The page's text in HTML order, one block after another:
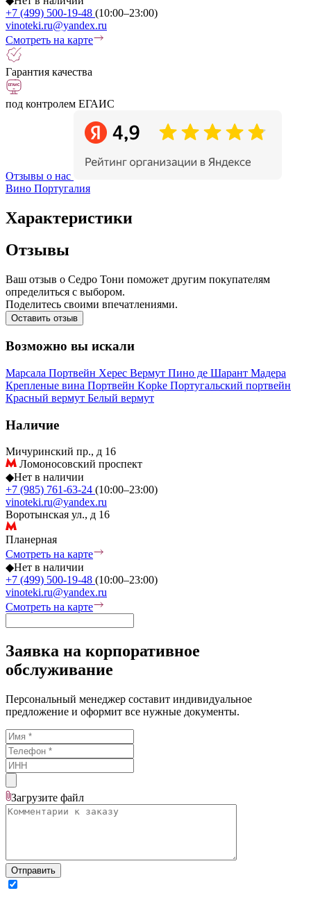
+7 (499) 500-19-48 (10:00–23:00)
vinoteki.ru@yandex.ru
Смотреть на карте
Гарантия качества
под контролем ЕГАИС
Отзывы о нас
Вино Португалия
Характеристики
Отзывы
Ваш отзыв о Седро Тони поможет другим покупателям
определиться с выбором.
Поделитесь своими впечатлениями.
Оставить отзыв
Возможно вы искали
Марсала Портвейн Херес Вермут Пино де Шарант Мадера
Крепленые вина Портвейн Kopke Португальский портвейн
Красный вермут Белый вермут
Наличие
Мичуринский пр., д 16
Ломоносовский проспект
◆Нет в наличии
+7 (985) 761-63-24 (10:00–23:00)
vinoteki.ru@yandex.ru
Воротынская ул., д 16
Планерная
Смотреть на карте
◆Нет в наличии
+7 (499) 500-19-48 (10:00–23:00)
vinoteki.ru@yandex.ru
Смотреть на карте
Заявка на корпоративное
обслуживание
Персональный менеджер составит индивидуальное
предложение и оформит все нужные документы.
Загрузите файл
Отправить